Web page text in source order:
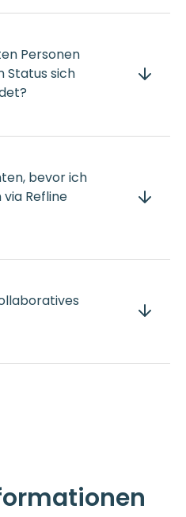
Personen
Status sich
bevor ich
Refline